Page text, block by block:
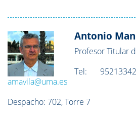
Antonio
Profesor Titular
Tel:
amavila@uma.es
Despacho: 702, Torre 7